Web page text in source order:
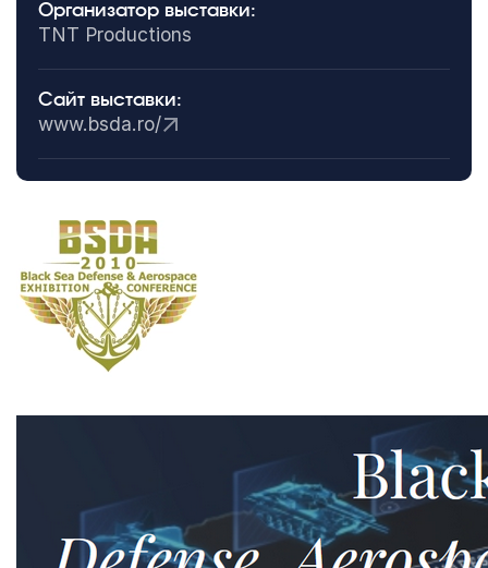
Организатор выставки:
TNT Productions
Сайт выставки:
www.bsda.ro/